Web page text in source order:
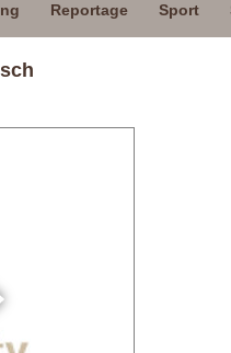
Reportage Sport